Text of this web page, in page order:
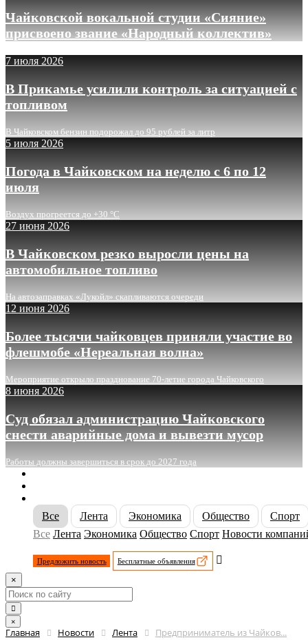
Чайковской вокальной студии «Сияние»
присвоено звание «Народный коллектив»
7 июля 2026
В Прикамье усилили контроль за ситуацией с
топливом
В Чайковском бензин подорожал до 95 рублей за литр
5 июля 2026
Погода в Чайковском на неделю с 6 по 12
июля
Воздух прогреется до +30 °C
27 июня 2026
В Чайковском резко выросли цены на
автомобильное топливо
На автозаправках «Лукойл» скапливаются очереди
12 июня 2026
Более тысячи чайковцев приняли участие во
флешмобе «Нереальная волна»
Мероприятие открыло празднование 70-летие города Чайковского
8 июня 2026
Суд обязал администрацию Чайковского
снести аварийные дома и вывезти мусор
Работы должны завершиться в срок до 2027 года
Все
Лента Экономика Общество
Спорт
Все Лента Экономика Общество Спорт Новости
Предложить новость Бесплатные объявления
×
×
Главная Новости Лента Предприниматель из Чайков...